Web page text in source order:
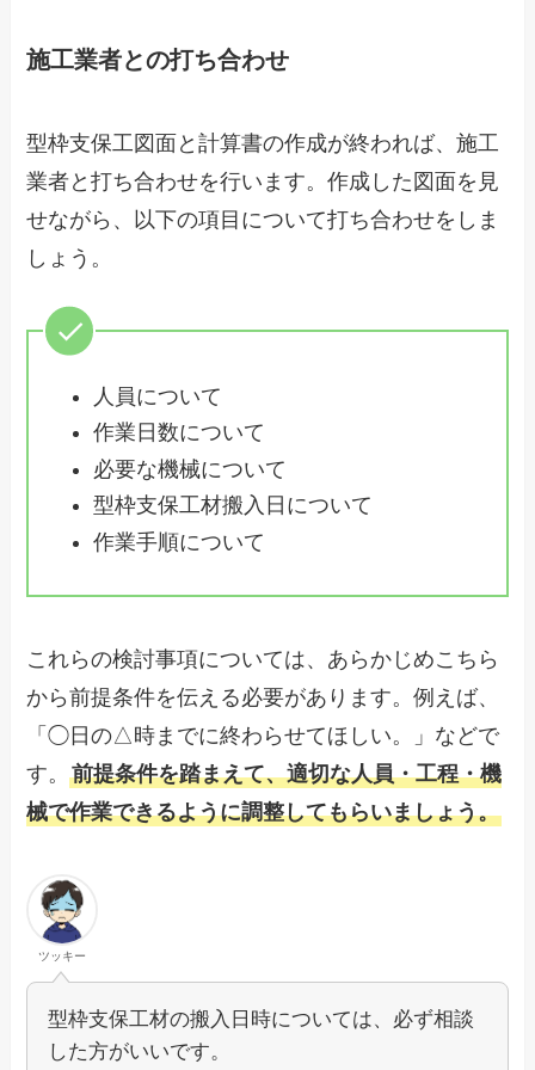
施工業者との打ち合わせ
型枠支保工図面と計算書の作成が終われば、施工
業者と打ち合わせを行います。作成した図面を見
せながら、以下の項目について打ち合わせをしま
しょう。
人員について
作業日数について
必要な機械について
型枠支保工材搬入日について
作業手順について
これらの検討事項については、あらかじめこちら
から前提条件を伝える必要があります。例えば、
「◯日の△時までに終わらせてほしい。」などで
す。前提条件を踏まえて、適切な人員・工程・機
械で作業できるように調整してもらいましょう。
ツッキー
型枠支保工材の搬入日時については、必ず相談
した方がいいです。